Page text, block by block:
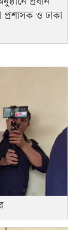
প্রশাসক ও ঢাকা